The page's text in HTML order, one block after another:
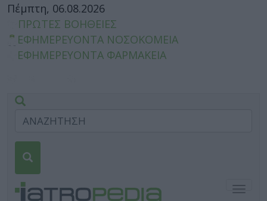
Πέμπτη, 06.08.2026
ΠΡΩΤΕΣ ΒΟΗΘΕΙΕΣ
ΕΦΗΜΕΡΕΥΟΝΤΑ ΝΟΣΟΚΟΜΕΙΑ
ΕΦΗΜΕΡΕΥΟΝΤΑ ΦΑΡΜΑΚΕΙΑ